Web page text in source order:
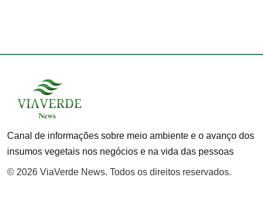
Canal de informações sobre meio ambiente e o avanço dos
insumos vegetais nos negócios e na vida das pessoas
© 2026 ViaVerde News. Todos os direitos reservados.